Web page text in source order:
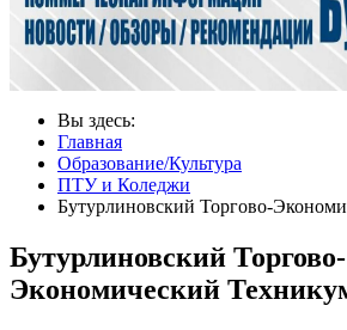
Вы здесь:
Главная
Образование/Культура
ПТУ и Коледжи
Бутурлиновский Торгово-
Бутурлиновский Торгово-
Экономический